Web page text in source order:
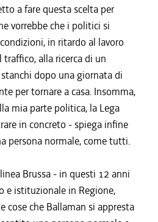
a fare questa scelta per
vorrebbe che i politici si
in ritardo al lavoro
alla ricerca di un
dopo una giornata di
per tornare a casa. Insomma,
mia parte politica, la Lega
in concreto - spiega infine
persona normale, come tutti.
Brussa - in questi 12 anni
istituzionale in Regione,
che Ballaman si appresta